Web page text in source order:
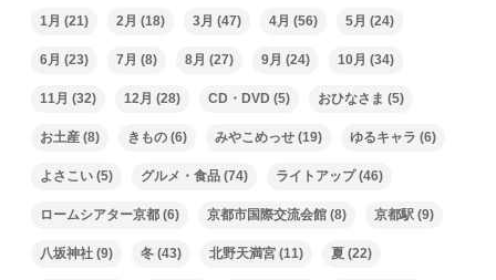
1月 (21) 2月 (18) 3月 (47) 4月 (56) 5月 (24)
6月 (23) 7月 (8) 8月 (27) 9月 (24) 10月 (34)
11月 (32) 12月 (28) CD・DVD (5) おひなさま (5)
お土産(8) きもの(6) みやこめっせ(19) ゆるキャラ (6)
よさこい(5) グルメ・食品(74) ライトアップ(46)
ロームシアター京都(6) 京都市国際交流会館(8) 京都駅(9)
八坂神社(9) 冬(43) 北野天満宮(11) 夏 (22)